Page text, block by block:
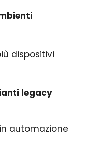
dispositivi
legacy
automazione